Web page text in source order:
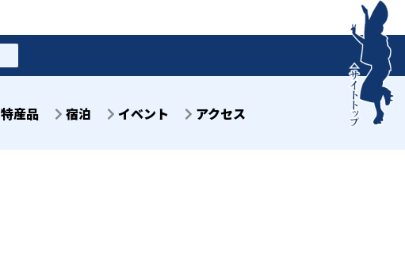
特産品 宿泊 イベント アクセス